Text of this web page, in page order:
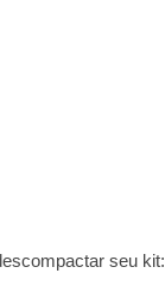
seu kit: